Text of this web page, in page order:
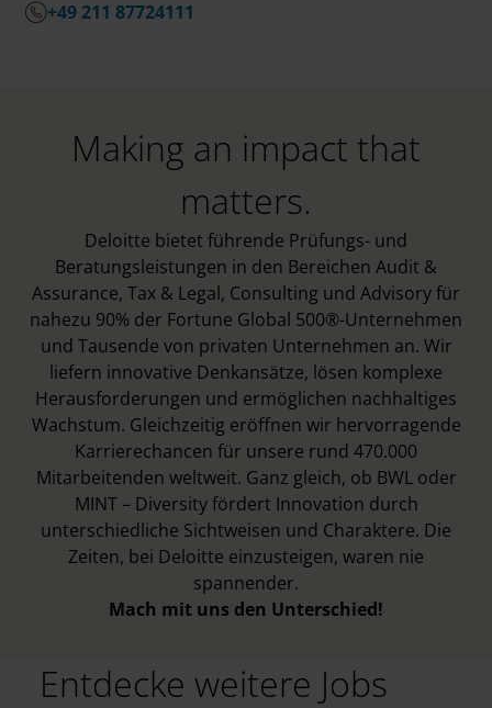
+49 211 87724111
Making an impact that
matters.
Deloitte bietet führende Prüfungs- und
Beratungsleistungen in den Bereichen Audit &
Assurance, Tax & Legal, Consulting und Advisory für
nahezu 90% der Fortune Global 500®-Unternehmen
und Tausende von privaten Unternehmen an. Wir
liefern innovative Denkansätze, lösen komplexe
Herausforderungen und ermöglichen nachhaltiges
Wachstum. Gleichzeitig eröffnen wir hervorragende
Karrierechancen für unsere rund 470.000
Mitarbeitenden weltweit. Ganz gleich, ob BWL oder
MINT – Diversity fördert Innovation durch
unterschiedliche Sichtweisen und Charaktere. Die
Zeiten, bei Deloitte einzusteigen, waren nie
spannender.
Mach mit uns den Unterschied!
Entdecke weitere Jobs